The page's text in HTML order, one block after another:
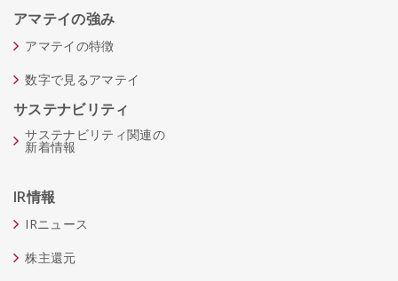
アマテイの強み
アマテイの特徴
数字で見るアマテイ
サステナビリティ
サステナビリティ関連の
新着情報
IR情報
IRニュース
株主還元